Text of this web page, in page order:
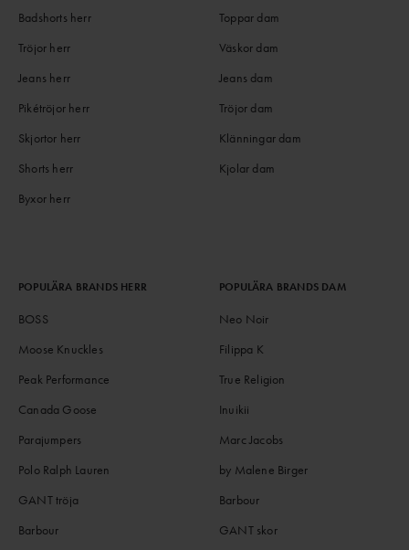
Badshorts herr
Tröjor herr
Jeans herr
Pikétröjor herr
Skjortor herr
Shorts herr
Byxor herr
Toppar dam
Väskor dam
Jeans dam
Tröjor dam
Klänningar dam
Kjolar dam
POPULÄRA BRANDS HERR
BOSS
Moose Knuckles
Peak Performance
Canada Goose
Parajumpers
Polo Ralph Lauren
GANT tröja
Barbour
POPULÄRA BRANDS DAM
Neo Noir
Filippa K
True Religion
Inuikii
Marc Jacobs
by Malene Birger
Barbour
GANT skor